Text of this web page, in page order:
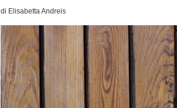
di Elisabetta Andreis